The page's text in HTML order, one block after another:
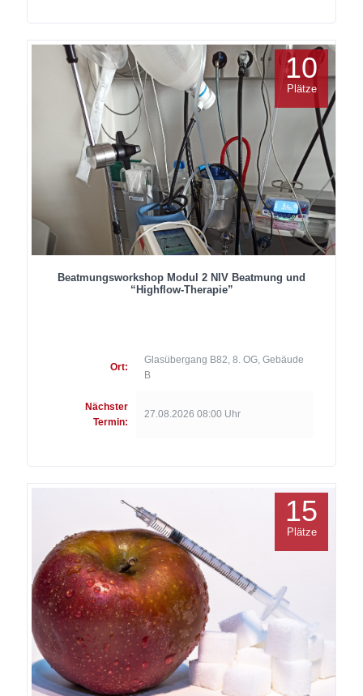
Beatmungsworkshop Modul 2 NIV Beatmung und
“Highflow-Therapie”
Ort:
Glasübergang B82, 8. OG, Gebäude
B
Nächster
Termin:
27.08.2026 08:00 Uhr
10
Plätze
15
Plätze